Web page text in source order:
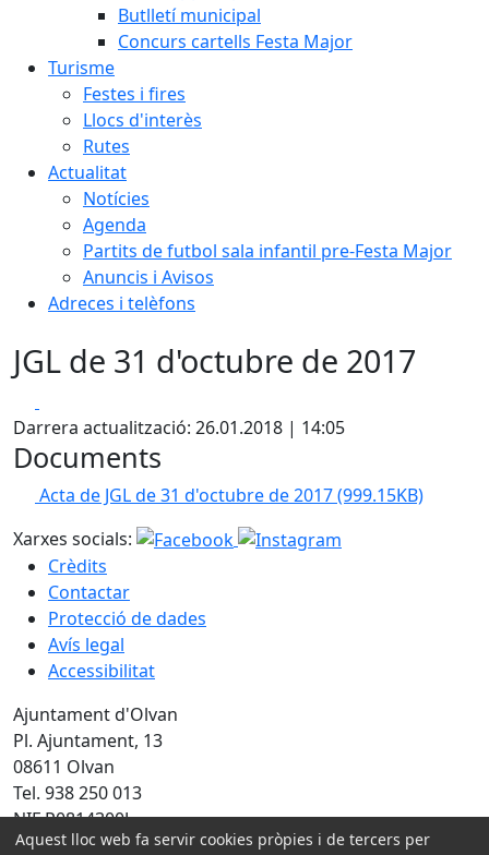
Butlletí municipal
Concurs cartells Festa Major
Turisme
Festes i fires
Llocs d'interès
Rutes
Actualitat
Notícies
Agenda
Partits de futbol sala infantil pre-Festa Major
Anuncis i Avisos
Adreces i telèfons
JGL de 31 d'octubre de 2017
Darrera actualització: 26.01.2018 | 14:05
Documents
Acta de JGL de 31 d'octubre de 2017(999.15KB)
Xarxes socials:
Crèdits
Contactar
Protecció de dades
Avís legal
Accessibilitat
Ajuntament d'Olvan
Pl. Ajuntament, 13
08611 Olvan
Tel. 938 250 013
NIF P0814300J
Aquest lloc web fa servir cookies pròpies i de tercers per